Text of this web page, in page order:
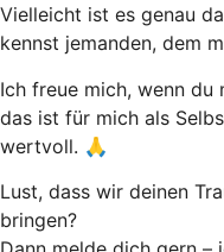
Vielleicht ist es genau
kennst jemanden, dem
Ich freue mich, wenn du
das ist für mich als
wertvoll. 🙏
Lust, dass wir deinen
bringen?